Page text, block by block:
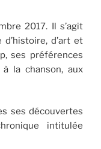
2017. Il s’agit
d’histoire, d’art et
ses préférences
la chanson, aux
ses découvertes
intitulée